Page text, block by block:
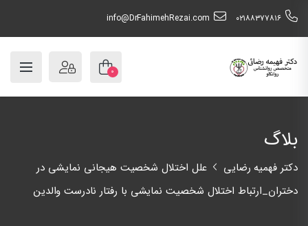
٠٢١٨٨٣٧٧٨١٦ info@DrFahimehRezai.com
۰
بلاگ
دکتر فهمیه رضایی
علل اختلال شخصیت هیجانی نمایشی در
دختران_ارتباط اختلال شخصیت نمایشی با رفتار نادرست والدین